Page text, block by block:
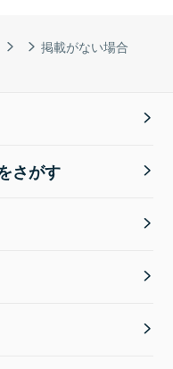
掲載がない場合
さがす